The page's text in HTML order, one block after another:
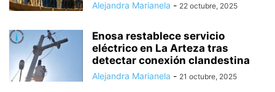
Alejandra Marianela - 22 octubre, 2025
Enosa restablece servicio
eléctrico en La Arteza tras
detectar conexión clandestina
Alejandra Marianela - 21 octubre, 2025